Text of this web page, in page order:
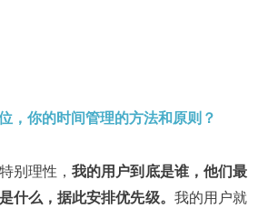
，你的时间管理的方法和原则？
别理性，我的用户到底是谁，他们最
什么，据此安排优先级。 我的用户就